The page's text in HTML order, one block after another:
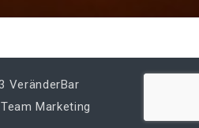
VeränderBar
Marketing